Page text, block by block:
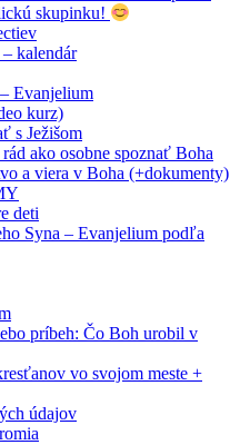
skupinku!
kalendár
Evanjelium
kurz)
s Ježišom
ako osobne spoznať Boha
a viera v Boha (+dokumenty)
deti
Syna – Evanjelium podľa
príbeh: Čo Boh urobil v
vo svojom meste +
údajov